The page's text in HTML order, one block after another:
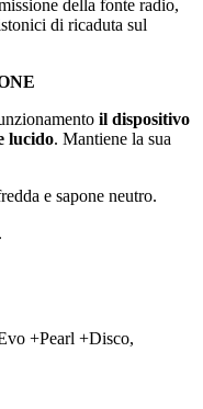
della fonte radio,
di ricaduta sul
il dispositivo
lucido. Mantiene la sua
e sapone neutro.
+Pearl +Disco,